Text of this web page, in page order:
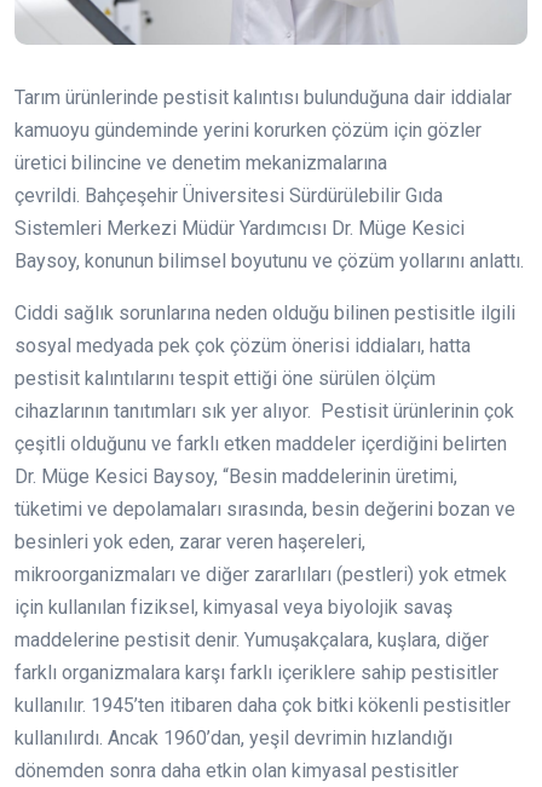
Tarım ürünlerinde pestisit kalıntısı bulunduğuna dair iddialar
kamuoyu gündeminde yerini korurken çözüm için gözler
üretici bilincine ve denetim mekanizmalarına
çevrildi. Bahçeşehir Üniversitesi Sürdürülebilir Gıda
Sistemleri Merkezi Müdür Yardımcısı Dr. Müge Kesici
Baysoy, konunun bilimsel boyutunu ve çözüm yollarını anlattı.
Ciddi sağlık sorunlarına neden olduğu bilinen pestisitle ilgili
sosyal medyada pek çok çözüm önerisi iddiaları, hatta
pestisit kalıntılarını tespit ettiği öne sürülen ölçüm
cihazlarının tanıtımları sık yer alıyor. Pestisit ürünlerinin çok
çeşitli olduğunu ve farklı etken maddeler içerdiğini belirten
Dr. Müge Kesici Baysoy, “Besin maddelerinin üretimi,
tüketimi ve depolamaları sırasında, besin değerini bozan ve
besinleri yok eden, zarar veren haşereleri,
mikroorganizmaları ve diğer zararlıları (pestleri) yok etmek
için kullanılan fiziksel, kimyasal veya biyolojik savaş
maddelerine pestisit denir. Yumuşakçalara, kuşlara, diğer
farklı organizmalara karşı farklı içeriklere sahip pestisitler
kullanılır. 1945’ten itibaren daha çok bitki kökenli pestisitler
kullanılırdı. Ancak 1960’dan, yeşil devrimin hızlandığı
dönemden sonra daha etkin olan kimyasal pestisitler